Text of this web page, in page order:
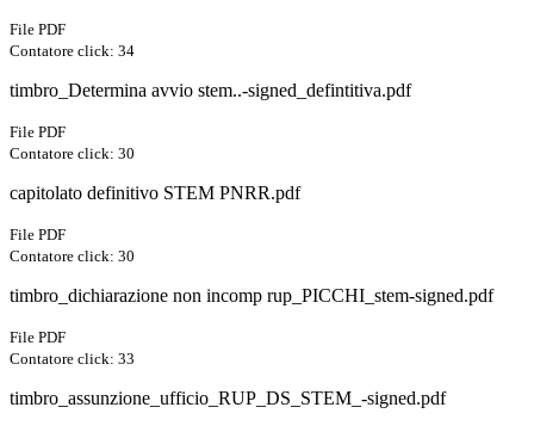
File PDF
Contatore click: 34
timbro_Determina avvio stem..-signed_defintitiva.pdf
File PDF
Contatore click: 30
capitolato definitivo STEM PNRR.pdf
File PDF
Contatore click: 30
timbro_dichiarazione non incomp rup_PICCHI_stem-signed.pdf
File PDF
Contatore click: 33
timbro_assunzione_ufficio_RUP_DS_STEM_-signed.pdf